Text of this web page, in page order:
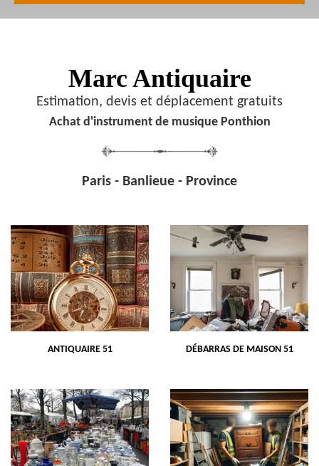
Marc Antiquaire
Estimation, devis et déplacement gratuits
Achat d'instrument de musique Ponthion
Paris - Banlieue - Province
ANTIQUAIRE 51 DÉBARRAS DE MAISON 51